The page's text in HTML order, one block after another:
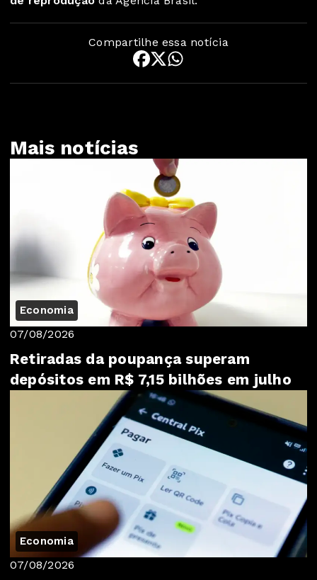
Compartilhe essa notícia
Mais notícias
Economia
07/08/2026
Retiradas da poupança superam
depósitos em R$ 7,15 bilhões em julho
Economia
07/08/2026